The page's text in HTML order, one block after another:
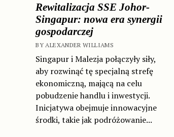
Rewitalizacja SSE Johor-
Singapur: nowa era synergii
gospodarczej
BY ALEXANDER WILLIAMS
Singapur i Malezja połączyły siły,
aby rozwinąć tę specjalną strefę
ekonomiczną, mającą na celu
pobudzenie handlu i inwestycji.
Inicjatywa obejmuje innowacyjne
środki, takie jak podróżowanie...